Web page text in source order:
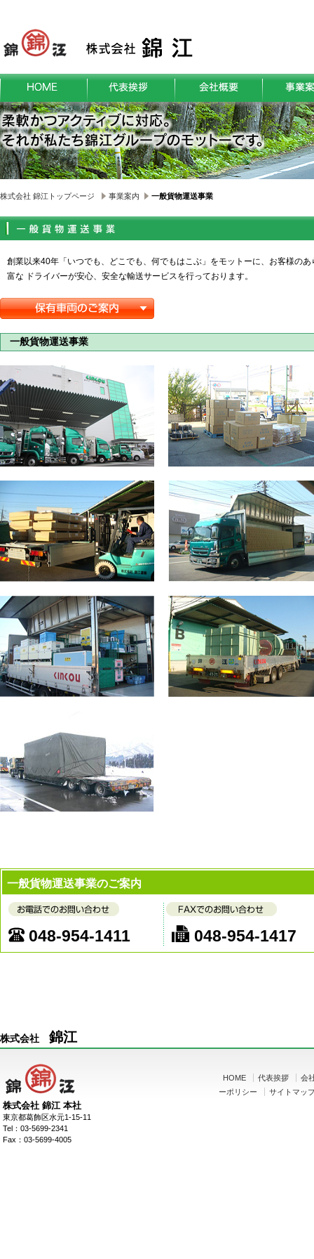
株式会社 錦江トップページ 事業案内 一般貨物運送事業
創業以来40年「いつでも、どこでも、何でもはこぶ」をモットーに、お客様の
富な ドライバーが安心、安全な輸送サービスを行っております。
一般貨物運送事業
一般貨物運送事業のご案内
048-954-1411 048-954-1417
株式会社 錦江
株式会社 錦江 本社
東京都葛飾区水元1-15-11
Tel：03-5699-2341
Fax：03-5699-4005
HOME 代表挨拶
会
ーポリシー
サイトマッ